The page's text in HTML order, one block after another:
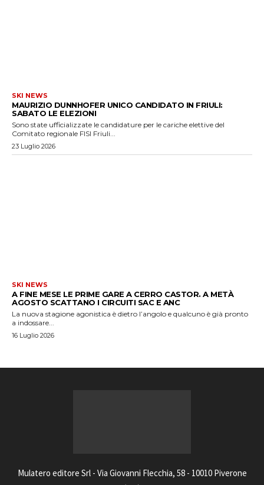
SKI NEWS
MAURIZIO DUNNHOFER UNICO CANDIDATO IN FRIULI:
SABATO LE ELEZIONI
Sono state ufficializzate le candidature per le cariche elettive del
Comitato regionale FISI Friuli...
23 Luglio 2026
SKI NEWS
A FINE MESE LE PRIME GARE A CERRO CASTOR. A METÀ
AGOSTO SCATTANO I CIRCUITI SAC E ANC
La nuova stagione agonistica è dietro l’angolo e qualcuno è già pronto
a indossare...
16 Luglio 2026
Mulatero editore Srl - Via Giovanni Flecchia, 58 - 10010 Piverone